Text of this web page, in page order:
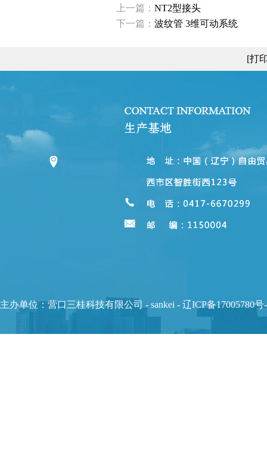
上一篇： NT2型接头
下一篇： 波纹管 3维可动系统
[打
主办单位：营口三桂科技有限公司 - sankei - 辽ICP备17005780号